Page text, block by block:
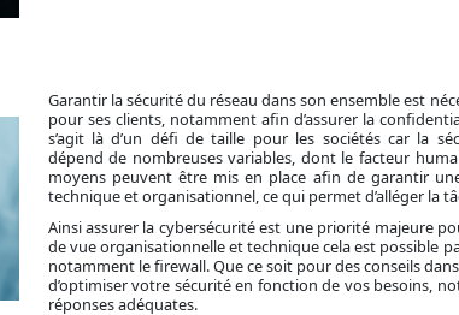
Garantir la sécurité du réseau dans son ensemble est
pour ses clients, notamment afin d’assurer la
s’agit là d’un défi de taille pour les sociétés car la
dépend de nombreuses variables, dont le facteur
moyens peuvent être mis en place afin de garantir
technique et organisationnel, ce qui permet d’alléger la
Ainsi assurer la cybersécurité est une priorité majeure
de vue organisationnelle et technique cela est possible
notamment le firewall. Que ce soit pour des conseils
d’optimiser votre sécurité en fonction de vos besoins,
réponses adéquates.